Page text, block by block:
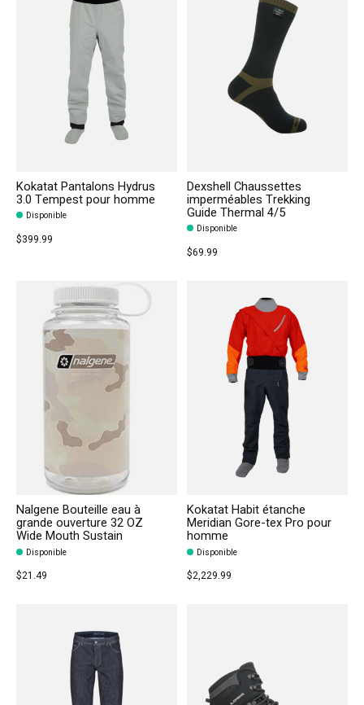
Kokatat Pantalons Hydrus
3.0 Tempest pour homme
Disponible
$399.99
Dexshell Chaussettes
imperméables Trekking
Guide Thermal 4/5
Disponible
$69.99
Nalgene Bouteille eau à
grande ouverture 32 OZ
Wide Mouth Sustain
Disponible
$21.49
Kokatat Habit étanche
Meridian Gore-tex Pro pour
homme
Disponible
$2,229.99